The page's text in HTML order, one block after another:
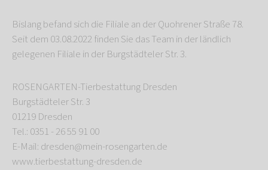
Bislang befand sich die Filiale an der Quohrener Straße 78.
Seit dem 03.08.2022 finden Sie das Team in der ländlich
gelegenen Filiale in der Burgstädteler Str. 3.
ROSENGARTEN-Tierbestattung Dresden
Burgstädteler Str. 3
01219 Dresden
Tel.: 0351 - 26 55 91 00
E-Mail: dresden@mein-rosengarten.de
www.tierbestattung-dresden.de